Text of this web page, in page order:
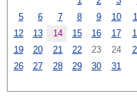
5
6 7 8 9 10
12
13 14 15 16 17
19
20 21 22 23 24
26
27 28 29 30 31